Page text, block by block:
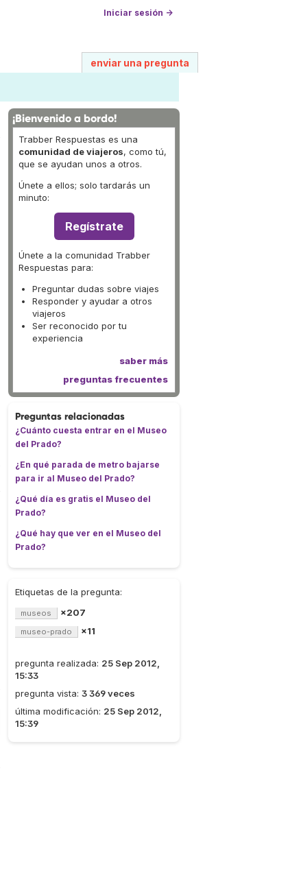
Iniciar sesión →
enviar una pregunta
¡Bienvenido a bordo!
Trabber Respuestas es una
comunidad de viajeros, como tú,
que se ayudan unos a otros.
Únete a ellos; solo tardarás un
minuto:
Regístrate
Únete a la comunidad Trabber
Respuestas para:
Preguntar dudas sobre viajes
Responder y ayudar a otros
viajeros
Ser reconocido por tu
experiencia
saber más
preguntas frecuentes
Preguntas relacionadas
¿Cuánto cuesta entrar en el Museo
del Prado?
¿En qué parada de metro bajarse
para ir al Museo del Prado?
¿Qué día es gratis el Museo del
Prado?
¿Qué hay que ver en el Museo del
Prado?
Etiquetas de la pregunta:
museos ×207
museo-prado ×11
pregunta realizada: 25 Sep 2012,
15:33
pregunta vista: 3 369 veces
última modificación: 25 Sep 2012,
15:39